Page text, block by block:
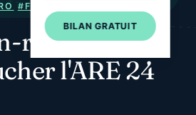
BILAN GRATUIT
#FRANCE-TRAVAIL
reconversion
l'ARE 24